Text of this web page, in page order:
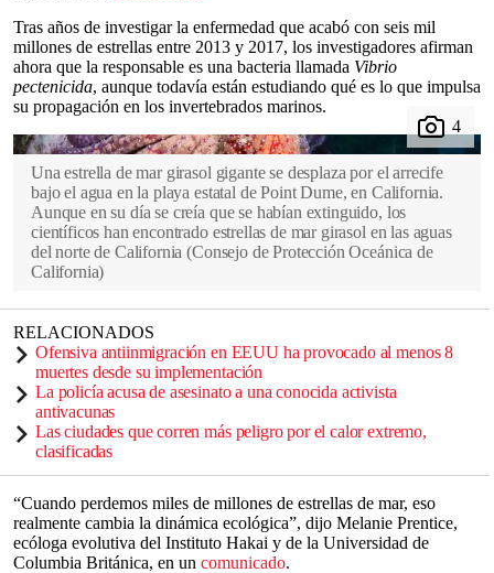
Tras años de investigar la enfermedad que acabó con seis mil
millones de estrellas entre 2013 y 2017, los investigadores afirman
ahora que la responsable es una bacteria llamada Vibrio
pectenicida, aunque todavía están estudiando qué es lo que impulsa
su propagación en los invertebrados marinos.
Una estrella de mar girasol gigante se desplaza por el arrecife
bajo el agua en la playa estatal de Point Dume, en California.
Aunque en su día se creía que se habían extinguido, los
científicos han encontrado estrellas de mar girasol en las aguas
del norte de California (Consejo de Protección Oceánica de
California)
RELACIONADOS
Ofensiva antiinmigración en EEUU ha provocado al menos 8
muertes desde su implementación
La policía acusa de asesinato a una conocida activista
antivacunas
Las ciudades que corren más peligro por el calor extremo,
clasificadas
“Cuando perdemos miles de millones de estrellas de mar, eso
realmente cambia la dinámica ecológica”, dijo Melanie Prentice,
ecóloga evolutiva del Instituto Hakai y de la Universidad de
Columbia Británica, en un comunicado.